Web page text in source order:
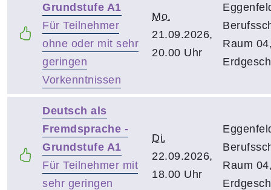
Grundstufe A1
Für Teilnehmer
ohne oder mit sehr
geringen
Vorkenntnissen
Mo.
21.09.2026,
20.00 Uhr
Raum
Deutsch als
Fremdsprache -
Grundstufe A1
Für Teilnehmer mit
sehr geringen
Di.
22.09.2026,
18.00 Uhr
Raum